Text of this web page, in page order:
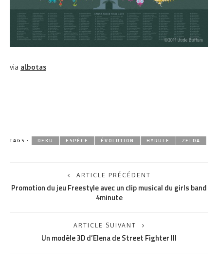
via albotas
TAGS : DEKU ESPÈCE ÉVOLUTION HYRULE ZELDA
ARTICLE PRÉCÉDENT
Promotion du jeu Freestyle avec un clip musical du girls band
4minute
ARTICLE SUIVANT
Un modèle 3D d’Elena de Street Fighter III